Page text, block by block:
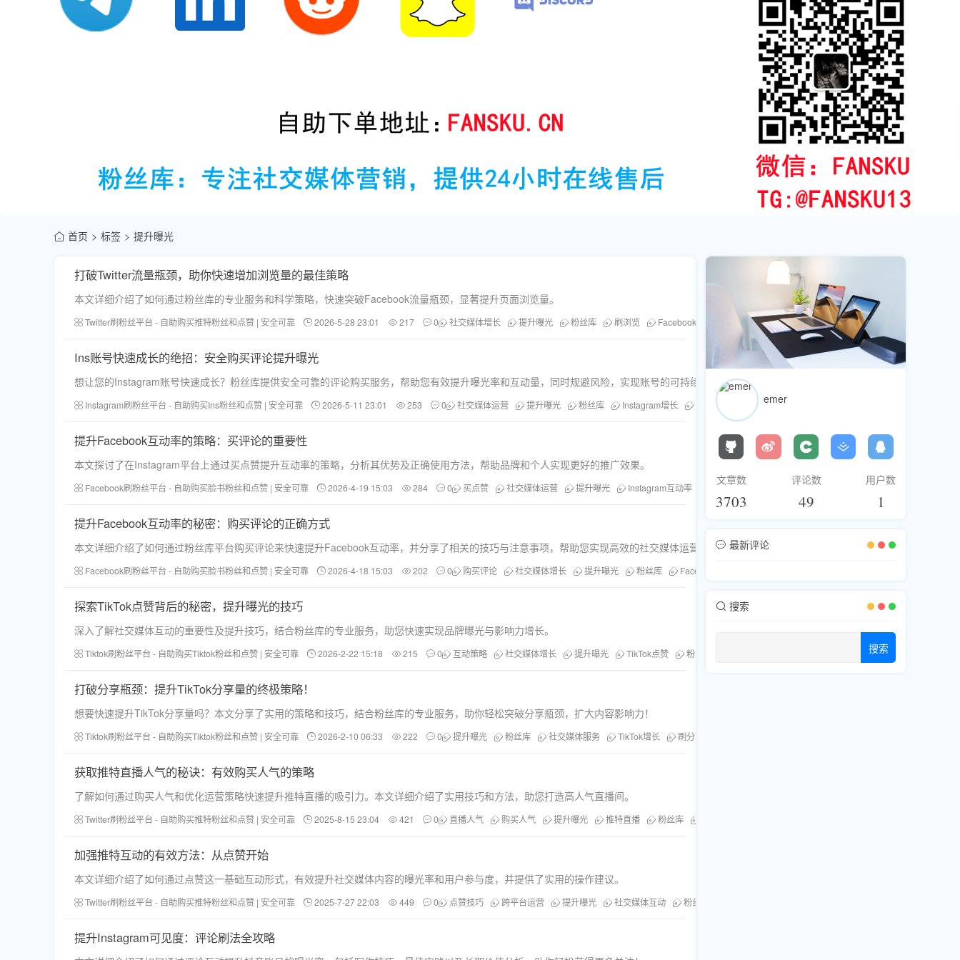
首页 标签 提升曝光
打破Twitter流量瓶颈，助你快速增加浏览量的最佳策略
本文详细介绍了如何通过粉丝库的专业服务和科学策略，快速突破Facebook流量瓶颈，显著提升页面浏览量。
Twitter刷粉丝平台 - 自助购买推特粉丝和点赞 | 安全可靠 2026-5-28 23:01 217 0 社交媒体增长 提升曝光 粉丝库 刷浏览 Facebook流量
Ins账号快速成长的绝招：安全购买评论提升曝光
想让您的Instagram账号快速成长？粉丝库提供安全可靠的评论购买服务，帮助您有效提升曝光率和互动量，同时规避风险，实现账号的可持续发展。
Instagram刷粉丝平台 - 自助购买Ins粉丝和点赞 | 安全可靠 2026-5-11 23:01 253 0 社交媒体运营 提升曝光 粉丝库 Instagram增长 安全购买评论
提升Facebook互动率的策略：买评论的重要性
本文探讨了在Instagram平台上通过买点赞提升互动率的策略，分析其优势及正确使用方法，帮助品牌和个人实现更好的推广效果。
Facebook刷粉丝平台 - 自助购买脸书粉丝和点赞 | 安全可靠 2026-4-19 15:03 284 0 买点赞 社交媒体运营 提升曝光 Instagram互动率 粉丝库
提升Facebook互动率的秘密：购买评论的正确方式
本文详细介绍了如何通过粉丝库平台购买评论来快速提升Facebook互动率，并分享了相关的技巧与注意事项，帮助您实现高效的社交媒体运营。
Facebook刷粉丝平台 - 自助购买脸书粉丝和点赞 | 安全可靠 2026-4-18 15:03 202 0 购买评论 社交媒体增长 提升曝光 粉丝库 Facebook互动率
探索TikTok点赞背后的秘密，提升曝光的技巧
深入了解社交媒体互动的重要性及提升技巧，结合粉丝库的专业服务，助您快速实现品牌曝光与影响力增长。
Tiktok刷粉丝平台 - 自助购买Tiktok粉丝和点赞 | 安全可靠 2026-2-22 15:18 215 0 互动策略 社交媒体增长 提升曝光 TikTok点赞 粉丝库
打破分享瓶颈：提升TikTok分享量的终极策略！
想要快速提升TikTok分享量吗？本文分享了实用的策略和技巧，结合粉丝库的专业服务，助你轻松突破分享瓶颈，扩大内容影响力！
Tiktok刷粉丝平台 - 自助购买Tiktok粉丝和点赞 | 安全可靠 2026-2-10 06:33 222 0 提升曝光 粉丝库 社交媒体服务 TikTok增长 刷分享
获取推特直播人气的秘诀：有效购买人气的策略
了解如何通过购买人气和优化运营策略快速提升推特直播的吸引力。本文详细介绍了实用技巧和方法，助您打造高人气直播间。
Twitter刷粉丝平台 - 自助购买推特粉丝和点赞 | 安全可靠 2025-8-15 23:04 421 0 直播人气 购买人气 提升曝光 推特直播 粉丝库
加强推特互动的有效方法：从点赞开始
本文详细介绍了如何通过点赞这一基础互动形式，有效提升社交媒体内容的曝光率和用户参与度，并提供了实用的操作建议。
Twitter刷粉丝平台 - 自助购买推特粉丝和点赞 | 安全可靠 2025-7-27 22:03 449 0 点赞技巧 跨平台运营 提升曝光 社交媒体互动 粉丝库
提升Instagram可见度：评论刷法全攻略
emer
文章数
3703
评论数
49
用户数
1
最新评论
搜索
搜索